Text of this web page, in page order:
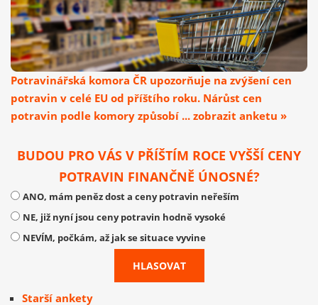
Potravinářská komora ČR upozorňuje na zvýšení cen
potravin v celé EU od příštího roku. Nárůst cen
potravin podle komory způsobí ... zobrazit anketu »
BUDOU PRO VÁS V PŘÍŠTÍM ROCE VYŠŠÍ CENY
POTRAVIN FINANČNĚ ÚNOSNÉ?
ANO, mám peněz dost a ceny potravin neřeším
NE, již nyní jsou ceny potravin hodně vysoké
NEVÍM, počkám, až jak se situace vyvine
Starší ankety